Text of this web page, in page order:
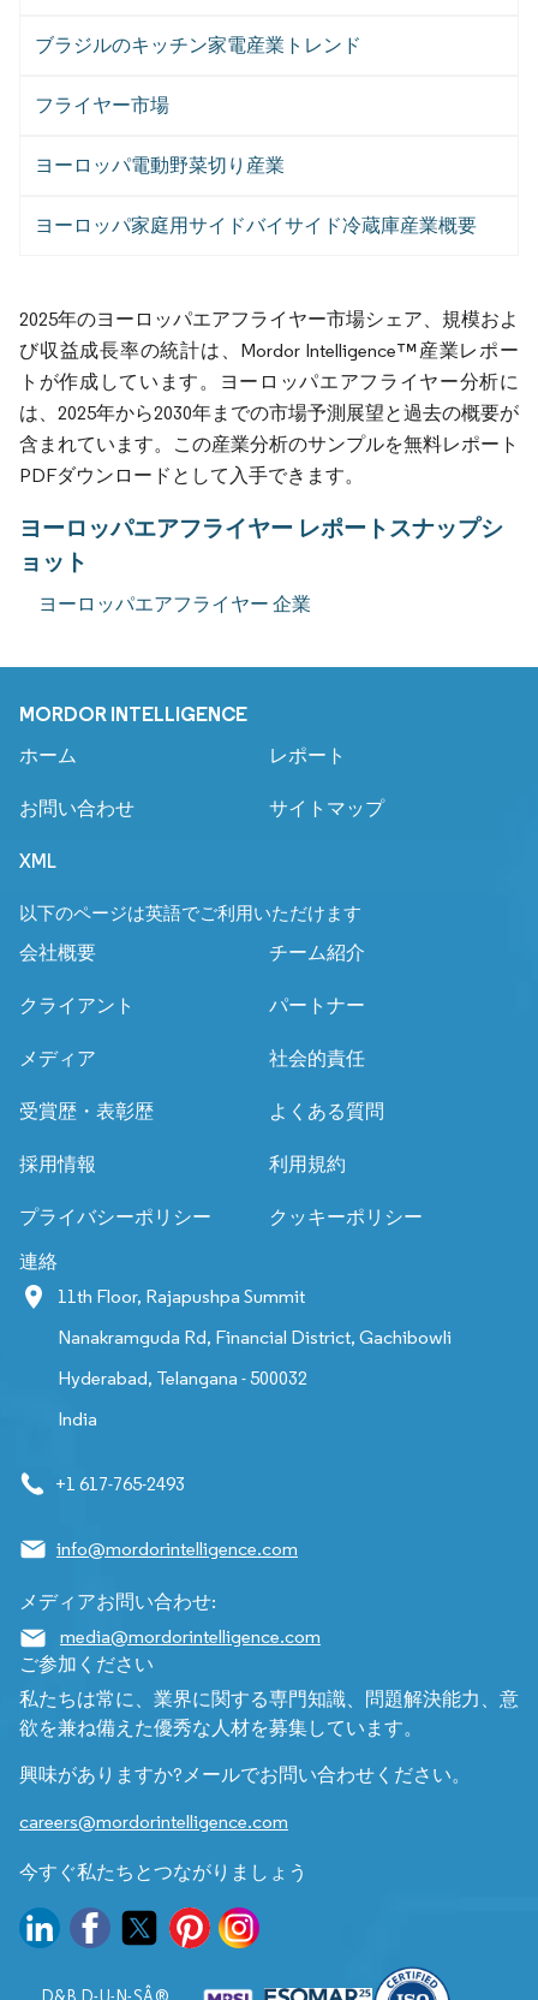
ブラジルのキッチン家電産業トレンド
フライヤー市場
ヨーロッパ電動野菜切り産業
ヨーロッパ家庭用サイドバイサイド冷蔵庫産業概要
2025年のヨーロッパエアフライヤー市場シェア、規模およ
び収益成長率の統計は、Mordor Intelligence™産業レポー
トが作成しています。ヨーロッパエアフライヤー分析に
は、2025年から2030年までの市場予測展望と過去の概要が
含まれています。この産業分析のサンプルを無料レポート
PDFダウンロードとして入手できます。
ヨーロッパエアフライヤー レポートスナップシ
ョット
ヨーロッパエアフライヤー 企業
MORDOR INTELLIGENCE
ホーム レポート
お問い合わせ サイトマップ
XML
以下のページは英語でご利用いただけます
会社概要
チーム紹介
クライアント パートナー
メディア 社会的責任
受賞歴・表彰歴 よくある質問
採用情報 利用規約
プライバシーポリシー クッキーポリシー
連絡
11th Floor, Rajapushpa Summit
Nanakramguda Rd, Financial District, Gachibowli
Hyderabad, Telangana - 500032
India
+1 617-765-2493
info@mordorintelligence.com
メディアお問い合わせ:
media@mordorintelligence.com
ご参加ください
私たちは常に、業界に関する専門知識、問題解決能力、意
欲を兼ね備えた優秀な人材を募集しています。
興味がありますか?メールでお問い合わせください。
careers@mordorintelligence.com
今すぐ私たちとつながりましょう